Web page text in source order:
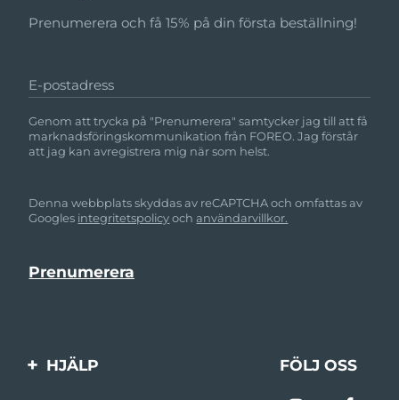
Prenumerera och få 15% på din första beställning!
E-postadress
Genom att trycka på "Prenumerera" samtycker jag till att få
marknadsföringskommunikation från FOREO. Jag förstår
att jag kan avregistrera mig när som helst.
Denna webbplats skyddas av reCAPTCHA och omfattas av
Googles integritetspolicyochanvändarvillkor.
HJÄLP FÖLJ OSS